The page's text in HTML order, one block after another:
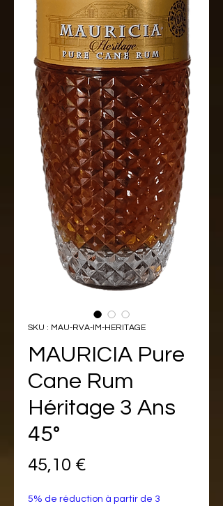
SKU : MAU-RVA-IM-HERITAGE
MAURICIA Pure
Cane Rum
Héritage 3 Ans
45°
45,10 €
5% de réduction à partir de 3